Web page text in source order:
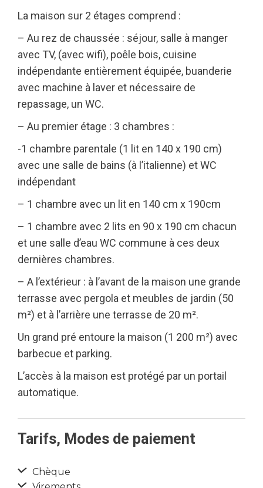
La maison sur 2 étages comprend :
– Au rez de chaussée : séjour, salle à manger
avec TV, (avec wifi), poêle bois, cuisine
indépendante entièrement équipée, buanderie
avec machine à laver et nécessaire de
repassage, un WC.
– Au premier étage : 3 chambres :
-1 chambre parentale (1 lit en 140 x 190 cm)
avec une salle de bains (à l’italienne) et WC
indépendant
– 1 chambre avec un lit en 140 cm x 190cm
– 1 chambre avec 2 lits en 90 x 190 cm chacun
et une salle d’eau WC commune à ces deux
dernières chambres.
– A l’extérieur : à l’avant de la maison une grande
terrasse avec pergola et meubles de jardin (50
m²) et à l’arrière une terrasse de 20 m².
Un grand pré entoure la maison (1 200 m²) avec
barbecue et parking.
L’accès à la maison est protégé par un portail
automatique.
Tarifs, Modes de paiement
Chèque